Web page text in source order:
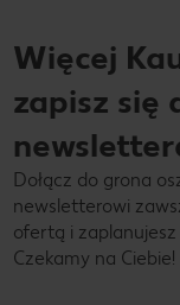
Więcej
zapisz się
Dołącz do grona
newsletterowi
ofertą i
Czekamy na Ciebie!